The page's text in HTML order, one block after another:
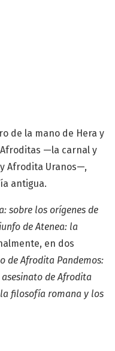
de la mano de Hera y
—la carnal y
Afrodita Uranos—,
antigua.
sobre los orígenes de
de Atenea: la
en dos
de Afrodita Pandemos:
asesinato de Afrodita
filosofía romana y los